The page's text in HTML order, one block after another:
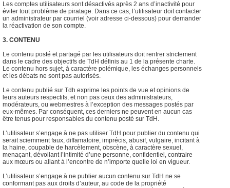
Les comptes utilisateurs sont désactivés après 2 ans d’inactivité pour
éviter tout problème de piratage. Dans ce cas, l’utilisateur doit contacter
un administrateur par courriel (voir adresse ci-dessous) pour demander
la réactivation de son compte.
3. CONTENU
Le contenu posté et partagé par les utilisateurs doit rentrer strictement
dans le cadre des objectifs de TdH définis au 1 de la présente charte.
Le contenu hors sujet, à caractère polémique, les échanges personnels
et les débats ne sont pas autorisés.
Le contenu publié sur Tdh exprime les points de vue et opinions de
leurs auteurs respectifs, et non pas ceux des administrateurs,
modérateurs, ou webmestres à l’exception des messages postés par
eux-mêmes. Par conséquent, ces derniers ne peuvent en aucun cas
être tenus pour responsables du contenu posté sur TdH.
L’utilisateur s’engage à ne pas utiliser TdH pour publier du contenu qui
serait sciemment faux, diffamatoire, imprécis, abusif, vulgaire, incitant à
la haine, coupable de harcèlement, obscène, à caractère sexuel,
menaçant, dévoilant l’intimité d’une personne, confidentiel, contraire
aux mœurs ou allant à l’encontre de n’importe quelle loi en vigueur.
L’utilisateur s’engage à ne publier aucun contenu sur TdH ne se
conformant pas aux droits d’auteur, au code de la propriété